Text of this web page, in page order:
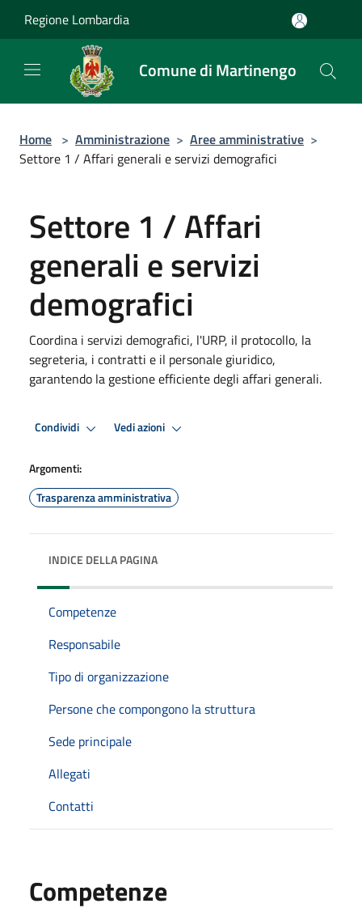
Regione Lombardia
Comune di Martinengo
Home > Amministrazione > Aree amministrative >
Settore 1 / Affari generali e servizi demografici
Settore 1 / Affari
generali e servizi
demografici
Coordina i servizi demografici, l'URP, il protocollo, la
segreteria, i contratti e il personale giuridico,
garantendo la gestione efficiente degli affari generali.
Condividi Vedi azioni
Argomenti:
Trasparenza amministrativa
INDICE DELLA PAGINA
Competenze
Responsabile
Tipo di organizzazione
Persone che compongono la struttura
Sede principale
Allegati
Contatti
Competenze